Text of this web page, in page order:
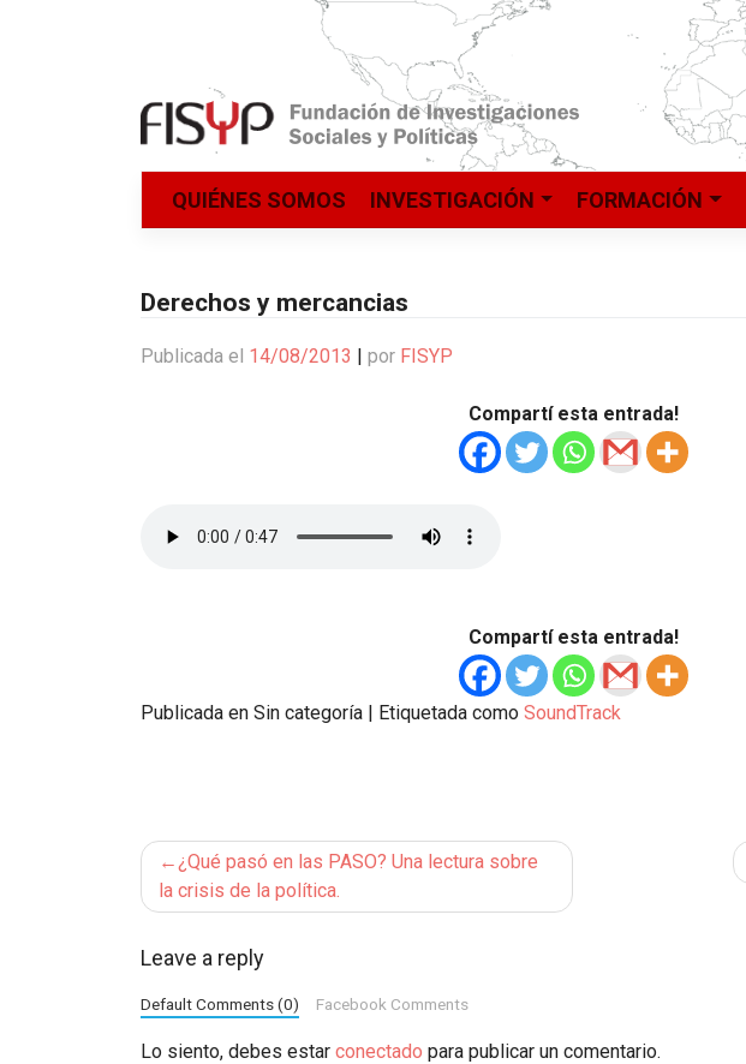
QUIÉNES SOMOS INVESTIGACIÓN FORMACIÓN
Derechos y mercancias
Publicada el 14/08/2013 | por FISYP
Compartí esta entrada!
Compartí esta entrada!
Publicada en Sin categoría | Etiquetada como SoundTrack
Navegación
de
entradas
¿Qué pasó en las PASO? Una lectura sobre
la crisis de la política.
Leave a reply
Default Comments (0) Facebook Comments
Lo siento, debes estar conectado para publicar un comentario.